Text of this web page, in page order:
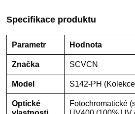
Specifikace produktu
Parametr Hodnota
Značka SCVCN
Model S142-PH
Optické
Fotochromatické